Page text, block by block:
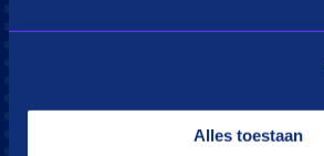
Alles toestaan
Download the in3 app